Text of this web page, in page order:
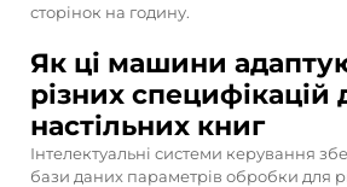
сторінок на годину.
Як ці машини
різних специфікацій
настільних книг
Інтелектуальні системи керування
бази даних параметрів обробки для